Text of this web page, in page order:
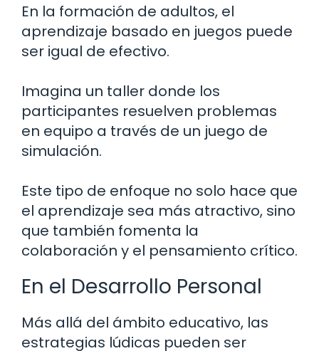
En la formación de adultos, el
aprendizaje basado en juegos puede
ser igual de efectivo.
Imagina un taller donde los
participantes resuelven problemas
en equipo a través de un juego de
simulación.
Este tipo de enfoque no solo hace que
el aprendizaje sea más atractivo, sino
que también fomenta la
colaboración y el pensamiento crítico.
En el Desarrollo Personal
Más allá del ámbito educativo, las
estrategias lúdicas pueden ser